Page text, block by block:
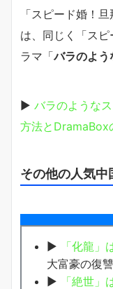
「スピード婚！
は、同じく「ス
ラマ「バラのよう
▶ バラのような
方法とDramaBox
その他の人気中
▶ 「化龍」
大富豪の復
▶
「絶世」